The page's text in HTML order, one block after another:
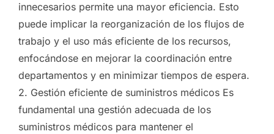
innecesarios permite una mayor eficiencia. Esto
puede implicar la reorganización de los flujos de
trabajo y el uso más eficiente de los recursos,
enfocándose en mejorar la coordinación entre
departamentos y en minimizar tiempos de espera.
2. Gestión eficiente de suministros médicos Es
fundamental una gestión adecuada de los
suministros médicos para mantener el